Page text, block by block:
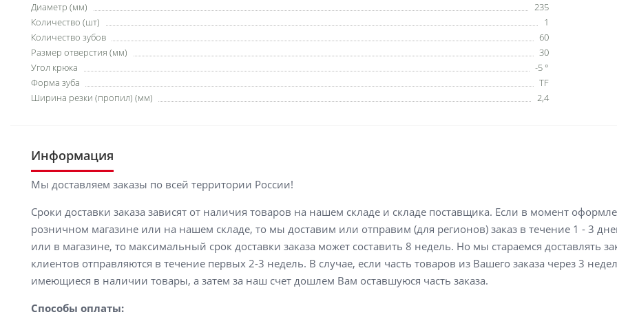
Диаметр (мм)
235
Количество (шт)
1
Количество зубов
60
Размер отверстия (мм)
30
Угол крюка
-5 °
Форма зуба
TF
Ширина резки (пропил) (мм)
2,4
Информация
Мы доставляем заказы по всей территории России!
Сроки доставки заказа зависят от наличия товаров на нашем складе и складе поставщика. Если в момент
розничном магазине или на нашем складе, то мы доставим или отправим (для регионов) заказ в течение 1 - 3
или в магазине, то максимальный срок доставки заказа может составить 8 недель. Но мы стараемся доставлять
клиентов отправляются в течение первых 2-3 недель. В случае, если часть товаров из Вашего заказа через 3
имеющиеся в наличии товары, а затем за наш счет дошлем Вам оставшуюся часть заказа.
Способы оплаты: